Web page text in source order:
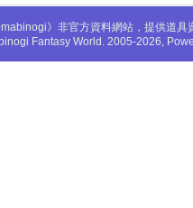
》非官方資料網站，提供道
Fantasy World. 2005-2026,